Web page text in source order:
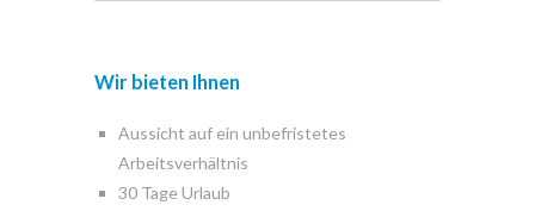
Wir bieten Ihnen
Aussicht auf ein unbefristetes
Arbeitsverhältnis
30 Tage Urlaub